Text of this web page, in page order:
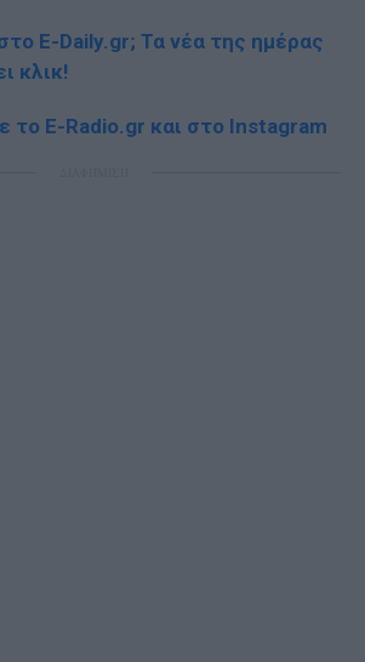
E-Daily.gr; Τα νέα της ημέρας
κλικ!
το E-Radio.gr και στο Instagram